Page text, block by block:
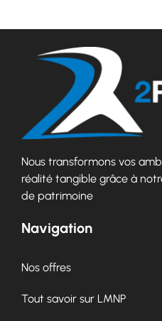
Nous transformons vos
réalité tangible grâce à
de patrimoine
Navigation
Nos offres
Tout savoir sur LMNP